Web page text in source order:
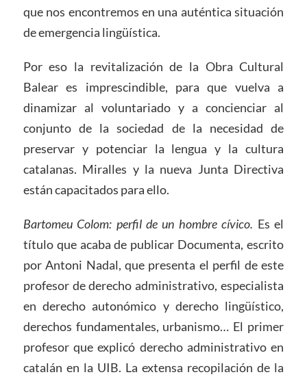
que nos encontremos en una auténtica situación
de emergencia lingüística.
Por eso la revitalización de la Obra Cultural
Balear es imprescindible, para que vuelva a
dinamizar al voluntariado y a concienciar al
conjunto de la sociedad de la necesidad de
preservar y potenciar la lengua y la cultura
catalanas. Miralles y la nueva Junta Directiva
están capacitados para ello.
Bartomeu Colom: perfil de un hombre cívico. Es el
título que acaba de publicar Documenta, escrito
por Antoni Nadal, que presenta el perfil de este
profesor de derecho administrativo, especialista
en derecho autonómico y derecho lingüístico,
derechos fundamentales, urbanismo… El primer
profesor que explicó derecho administrativo en
catalán en la UIB. La extensa recopilación de la